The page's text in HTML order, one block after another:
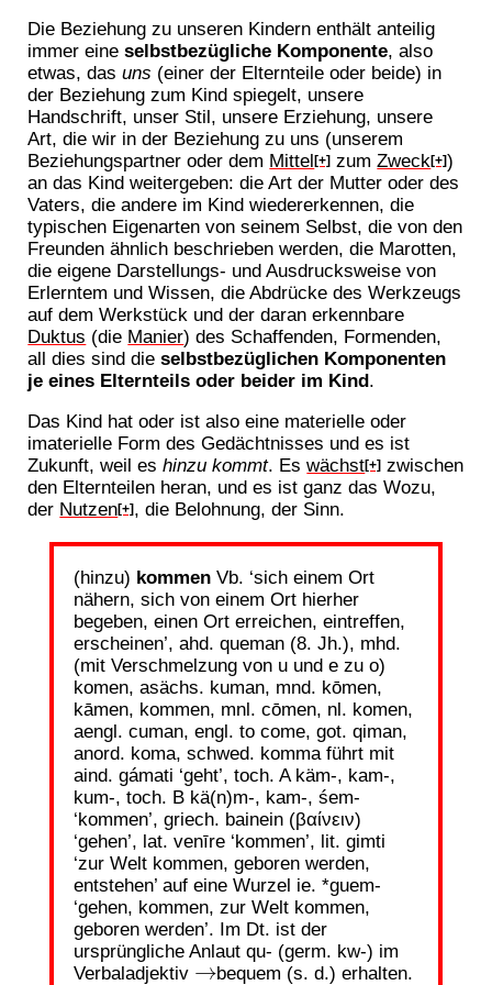
Die Beziehung zu unseren Kindern enthält anteilig
immer eineselbstbezügliche Komponente, also
etwas, dasuns (einer der Elternteile oder beide) in
der Beziehung zum Kind spiegelt, unsere
Handschrift, unser Stil, unsere Erziehung, unsere
Art, die wir in der Beziehung zu uns (unserem
Beziehungspartner oder dem Mittel[+] zumZweck[+])
an das Kind weitergeben: die Art der Mutter oder des
Vaters, die andere im Kind wiedererkennen, die
typischen Eigenarten von seinem Selbst, die von den
Freunden ähnlich beschrieben werden, die Marotten,
die eigene Darstellungs- und Ausdrucksweise von
Erlerntem und Wissen, die Abdrücke des Werkzeugs
auf dem Werkstück und der daran erkennbare
Duktus (die Manier) des Schaffenden, Formenden,
all dies sind dieselbstbezüglichen Komponenten
je eines Elternteils oder beider im Kind.
Das Kind hat oder ist also eine materielle oder
imaterielle Form des Gedächtnisses und es ist
Zukunft, weil eshinzu kommt. Eswächst[+] zwischen
den Elternteilen heran, und es ist ganz das Wozu,
der Nutzen[+] , die Belohnung, der Sinn.
(hinzu) kommenVb. ‘sich einem Ort
nähern, sich von einem Ort hierher
begeben, einen Ort erreichen, eintreffen,
erscheinen’, ahd. queman (8. Jh.), mhd.
(mit Verschmelzung von u und e zu o)
komen, asächs. kuman, mnd. kōmen,
kāmen, kommen, mnl. cōmen, nl. komen,
aengl. cuman, engl. to come, got. qiman,
anord. koma, schwed. komma führt mit
aind. gámati ‘geht’, toch. A käm-, kam-,
kum-, toch. B kä(n)m-, kam-, śem-
‘kommen’, griech. bainein (βαίνειν)
‘gehen’, lat. venīre ‘kommen’, lit. gimti
‘zur Welt kommen, geboren werden,
entstehen’ auf eine Wurzel ie. *guem-
‘gehen, kommen, zur Welt kommen,
geboren werden’. Im Dt. ist der
ursprüngliche Anlaut qu- (germ. kw-) im
Verbaladjektiv
→
bequem (s. d.) erhalten.